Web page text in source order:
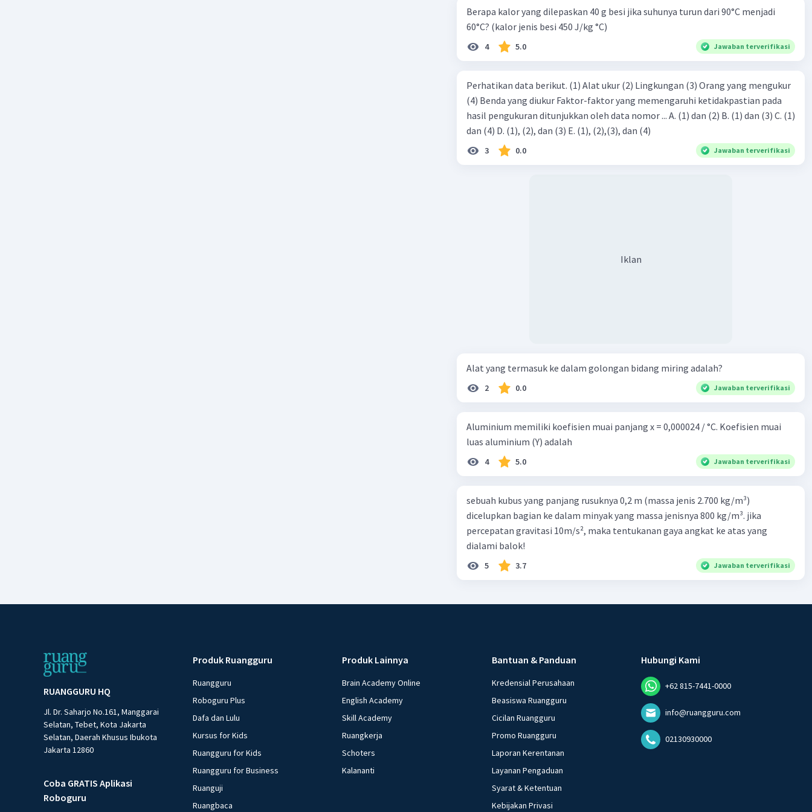
6 = 3a
a = 2 m/s 2
s = vo.t + 1/2.at
s = 3 + 9 = 12 m
W = 4 x 12 = 48 J
Jadi jawaban yang tepat adalah 48 J.
Berapa kalor yang dilepaskan 40 g besi jika suhunya turun dari 90°C menjadi
60°C? (kalor jenis besi 450 J/kg °C)
4 5.0 Jawaban terverifikasi
Perhatikan data berikut. (1) Alat ukur (2) Lingkungan (3) Orang yang mengukur
(4) Benda yang diukur Faktor-faktor yang memengaruhi ketidakpastian pada
hasil pengukuran ditunjukkan oleh data nomor ... A. (1) dan (2) B. (1) dan (3) C. (1)
dan (4) D. (1), (2), dan (3) E. (1), (2),(3), dan (4)
3 0.0 Jawaban terverifikasi
Iklan
Alat yang termasuk ke dalam golongan bidang miring adalah?
2 0.0 Jawaban terverifikasi
Aluminium memiliki koefisien muai panjang x = 0,000024 / °C. Koefisien muai
luas aluminium (Y) adalah
4 5.0 Jawaban terverifikasi
sebuah kubus yang panjang rusuknya 0,2 m (massa jenis 2.700 kg/m³)
dicelupkan bagian ke dalam minyak yang massa jenisnya 800 kg/m³. jika
percepatan gravitasi 10m/s², maka tentukanan gaya angkat ke atas yang
dialami balok!
5 3.7 Jawaban terverifikasi
RUANGGURU HQ
Jl. Dr. Saharjo No.161, Manggarai
Selatan, Tebet, Kota Jakarta
Selatan, Daerah Khusus Ibukota
Jakarta 12860
Coba GRATIS Aplikasi
Roboguru
Produk Ruangguru
Ruangguru
Roboguru Plus
Dafa dan Lulu
Kursus for Kids
Ruangguru for Kids
Ruangguru for Business
Ruanguji
Ruangbaca
Produk Lainnya
Brain Academy Online
English Academy
Skill Academy
Ruangkerja
Schoters
Kalananti
Bantuan & Panduan
Kredensial Perusahaan
Beasiswa Ruangguru
Cicilan Ruangguru
Promo Ruangguru
Laporan Kerentanan
Layanan Pengaduan
Syarat & Ketentuan
Kebijakan Privasi
Hubungi Kami
+62 815-7441-0000
info@ruangguru.com
02130930000